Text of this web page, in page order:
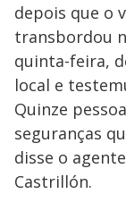
depois que o
transbordou
quinta-feira,
local e
Quinze
seguranças
disse o
Castrillón.